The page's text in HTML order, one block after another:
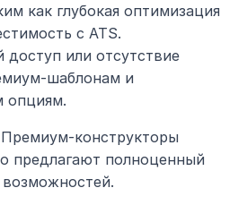
как глубокая оптимизация
с ATS.
доступ или отсутствие
шаблонам и
опциям.
конструкторы
предлагают полноценный